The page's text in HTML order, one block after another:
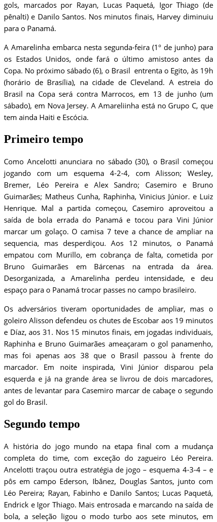
gols, marcados por Rayan, Lucas Paquetá, Igor Thiago (de
pênalti) e Danilo Santos. Nos minutos finais, Harvey diminuiu
para o Panamá.
A Amarelinha embarca nesta segunda-feira (1º de junho) para
os Estados Unidos, onde fará o último amistoso antes da
Copa. No próximo sábado (6), o Brasil entrenta o Egito, às 19h
(horário de Brasília), na cidade de Cleveland. A estreia do
Brasil na Copa será contra Marrocos, em 13 de junho (um
sábado), em Nova Jersey. A Amareliinha está no Grupo C, que
tem ainda Haiti e Escócia.
Primeiro tempo
Como Ancelotti anunciara no sábado (30), o Brasil começou
jogando com um esquema 4-2-4, com Alisson; Wesley,
Bremer, Léo Pereira e Alex Sandro; Casemiro e Bruno
Guimarães; Matheus Cunha, Raphinha, Vinicius Júnior. e Luiz
Henrique. Mal a partida começou, Casemiro aproveitou a
saída de bola errada do Panamá e tocou para Vini Júnior
marcar um golaço. O camisa 7 teve a chance de ampliar na
sequencia, mas desperdiçou. Aos 12 minutos, o Panamá
empatou com Murillo, em cobrança de falta, cometida por
Bruno Guimarães em Bárcenas na entrada da área.
Desorganizada, a Amarelinha perdeu intensidade, e deu
espaço para o Panamá trocar passes no campo brasileiro.
Os adversários tiveram oportunidades de ampliar, mas o
goleiro Alisson defendeu os chutes de Escobar aos 19 minutos
e Díaz, aos 31. Nos 15 minutos finais, em jogadas individuais,
Raphinha e Bruno Guimarães ameaçaram o gol panamenho,
mas foi apenas aos 38 que o Brasil passou à frente do
marcador. Em noite inspirada, Vini Júnior disparou pela
esquerda e já na grande área se livrou de dois marcadores,
antes de levantar para Casemiro marcar de cabaçe o segundo
gol do Brasil.
Segundo tempo
A história do jogo mundo na etapa final com a mudança
completa do time, com exceção do zagueiro Léo Pereira.
Ancelotti traçou outra estratégia de jogo – esquema 4-3-4 – e
pôs em campo Ederson, Ibânez, Douglas Santos, junto com
Léo Pereira; Rayan, Fabinho e Danilo Santos; Lucas Paquetá,
Endrick e Igor Thiago. Mais entrosada e marcando na saída de
bola, a seleção ligou o modo turbo aos sete minutos, em